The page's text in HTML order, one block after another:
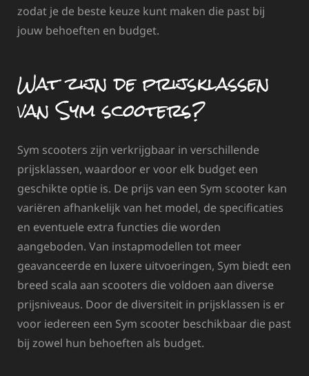
zodat je de beste keuze kunt maken die past bij
jouw behoeften en budget.
Wat zijn de prijsklassen
van Sym scooters?
Sym scooters zijn verkrijgbaar in verschillende
prijsklassen, waardoor er voor elk budget een
geschikte optie is. De prijs van een Sym scooter kan
variëren afhankelijk van het model, de specificaties
en eventuele extra functies die worden
aangeboden. Van instapmodellen tot meer
geavanceerde en luxere uitvoeringen, Sym biedt een
breed scala aan scooters die voldoen aan diverse
prijsniveaus. Door de diversiteit in prijsklassen is er
voor iedereen een Sym scooter beschikbaar die past
bij zowel hun behoeften als budget.